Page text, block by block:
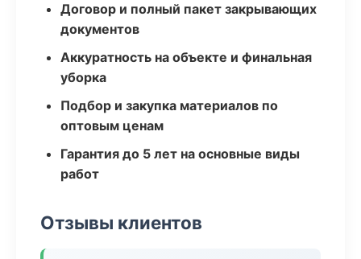
Договор и полный пакет закрывающих
документов
Аккуратность на объекте и финальная
уборка
Подбор и закупка материалов по
оптовым ценам
Гарантия до 5 лет на основные виды
работ
Отзывы клиентов